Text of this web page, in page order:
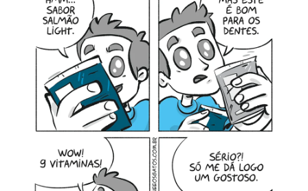
MINHA CONTA
CARRINHO
Search Button